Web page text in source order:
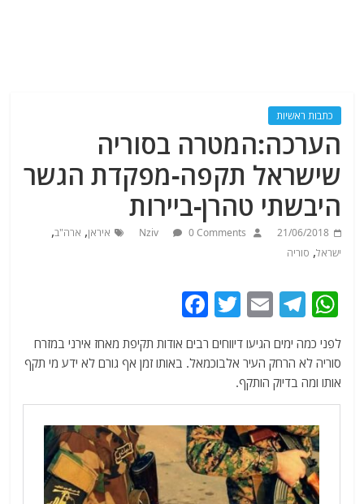
כתבות ראשיות
הערכה:המטרה בסוריה
שישראל תקפה-מפקדת הגשר
היבשתי טהרן-ביירות
21/06/2018
Nziv 0 Comments איראן, ארה"ב,
ישראל, סוריה
W
at
s
A
p
p
T
e
g
ra
m
E
ai
l
T
itt
c
b
o
o
k
לפני כמה ימים הגיעו דיווחים רבים אודות תקיפת מאחז אירני במזרח
סוריה לא הרחק העיר אלבוכמאל. באותו זמן אף גורם לא ידע מי תקף
אותו ומה בדיוק הותקף.